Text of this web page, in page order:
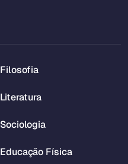
Filosofia
Literatura
Sociologia
Educação Física